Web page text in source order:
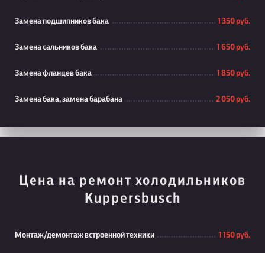
Замена подшипников бака 1 350 руб.
Замена сальников бака 1 650 руб.
Замена фланцев бака 1 850 руб.
Замена бака, замена барабана 2 050 руб.
Цена на ремонт холодильников
Kuppersbusch
Монтаж/демонтаж встроенной техники 1 150 руб.